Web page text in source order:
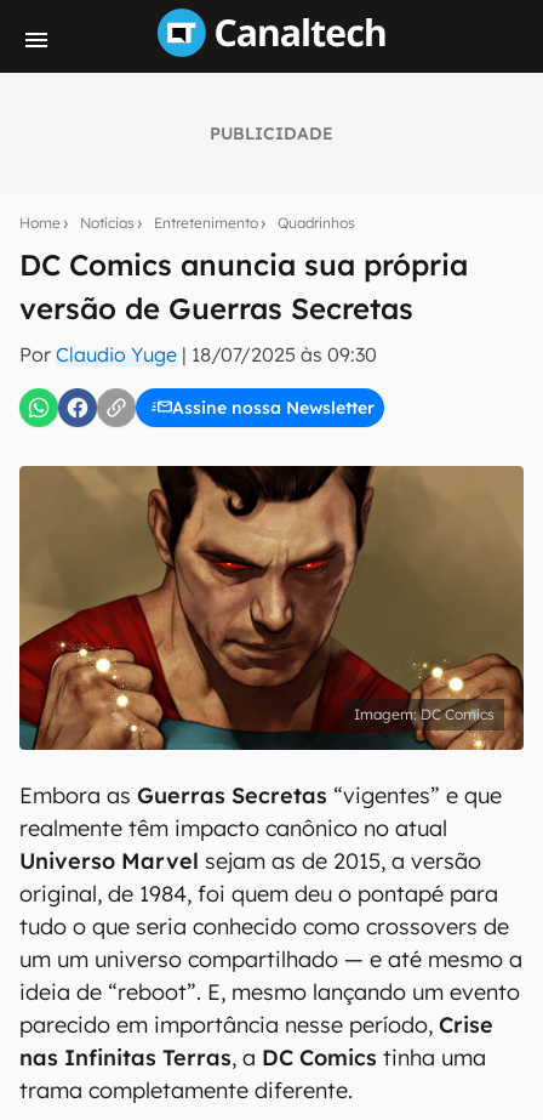
PUBLICIDADE
Home Notícias Entretenimento Quadrinhos
DC Comics anuncia sua própria
versão de Guerras Secretas
Por Claudio Yuge | 18/07/2025 às 09:30
Assine nossa Newsletter
notícias e reviews sobre tecnologia em primeira
mão.
E-mail
inscreva-se
Confirmo que li, aceito e concordo com os
Termos de
Uso e Política de Privacidade do Canaltech.
DC Comics
Embora as Guerras Secretas “vigentes” e que
realmente têm impacto canônico no atual
Universo Marvel sejam as de 2015, a versão
original, de 1984, foi quem deu o pontapé para
tudo o que seria conhecido como crossovers de
um um universo compartilhado — e até mesmo a
ideia de “reboot”. E, mesmo lançando um evento
parecido em importância nesse período, Crise
nas Infinitas Terras, a DC Comics tinha uma
trama completamente diferente.